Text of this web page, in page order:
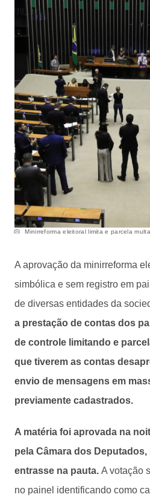
Minirreforma eleitoral limita e parcela
A aprovação da minirreforma
simbólica e sem registro em
de diversas entidades da
a prestação de contas dos
de controle limitando e
que tiverem as contas
envio de mensagens em
previamente cadastrados.
A matéria foi aprovada na
pela Câmara dos
entrasse na pauta. A votação
no painel identificando como